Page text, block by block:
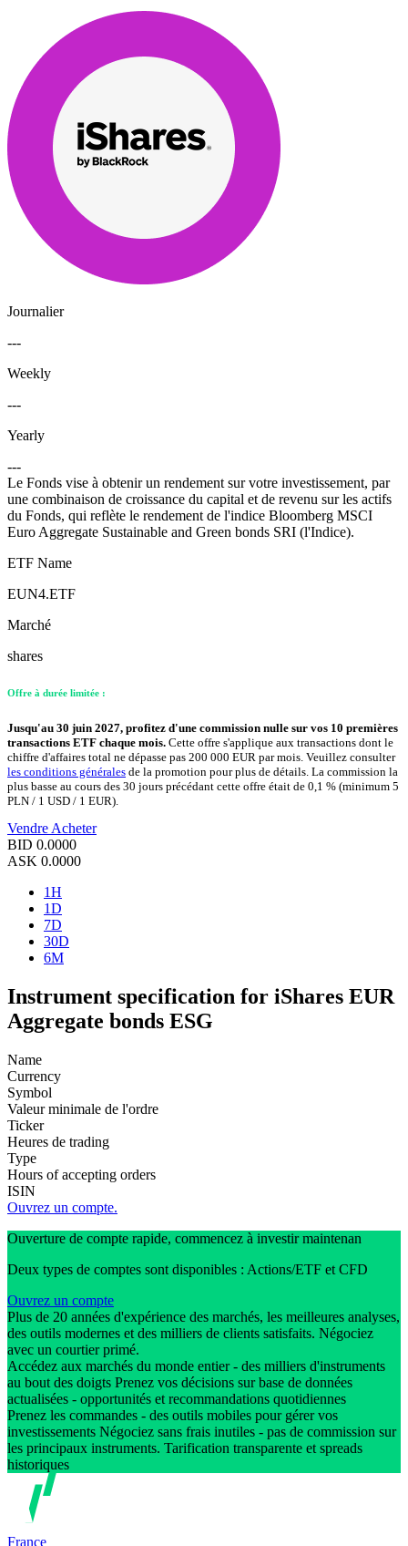
Journalier
---
Weekly
---
Yearly
---
Le Fonds vise à obtenir un rendement sur votre investissement, par
une combinaison de croissance du capital et de revenu sur les actifs
du Fonds, qui reflète le rendement de l'indice Bloomberg MSCI
Euro Aggregate Sustainable and Green bonds SRI (l'Indice).
ETF Name
EUN4.ETF
Marché
shares
Offre à durée limitée :
Jusqu'au 30 juin 2027, profitez d'une commission nulle sur vos 10 premières
transactions ETF chaque mois. Cette offre s'applique aux transactions dont le
chiffre d'affaires total ne dépasse pas 200 000 EUR par mois. Veuillez consulter
les conditions générales de la promotion pour plus de détails. La commission la
plus basse au cours des 30 jours précédant cette offre était de 0,1 % (minimum 5
PLN / 1 USD / 1 EUR).
Vendre Acheter
BID 0.0000
ASK 0.0000
1H
1D
7D
30D
6M
Instrument specification for iShares EUR
Aggregate bonds ESG
Name
Currency
Symbol
Valeur minimale de l'ordre
Ticker
Heures de trading
Type
Hours of accepting orders
ISIN
Ouvrez un compte.
Ouverture de compte rapide, commencez à investir maintenan
Deux types de comptes sont disponibles : Actions/ETF et CFD
Ouvrez un compte
Plus de 20 années d'expérience des marchés, les meilleures analyses,
des outils modernes et des milliers de clients satisfaits. Négociez
avec un courtier primé.
Accédez aux marchés du monde entier - des milliers d'instruments
au bout des doigts Prenez vos décisions sur base de données
actualisées - opportunités et recommandations quotidiennes
Prenez les commandes - des outils mobiles pour gérer vos
investissements Négociez sans frais inutiles - pas de commission sur
les principaux instruments. Tarification transparente et spreads
historiques
France